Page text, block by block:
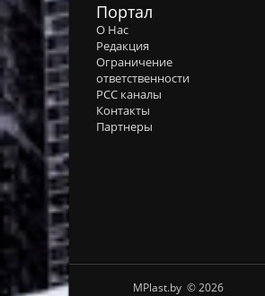
Портал
О Нас
Редакция
Ограничение
ответственности
РСС каналы
Контакты
Партнеры
MPlast.by © 2026